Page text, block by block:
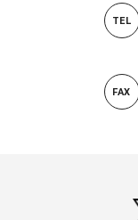
TEL
FAX